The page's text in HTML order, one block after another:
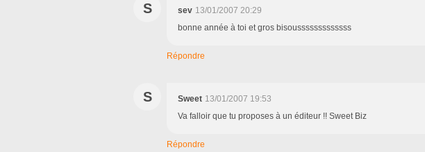
S sev 13/01/2007 20:29
bonne année à toi et gros bisousssssssssssss
Répondre
S Sweet 13/01/2007 19:53
Va falloir que tu proposes à un éditeur !! Sweet Biz
Répondre